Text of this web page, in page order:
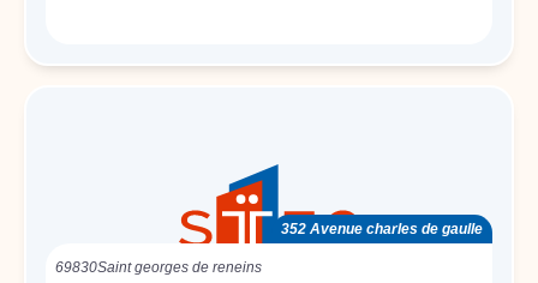
352 Avenue charles de gaulle
69830Saint georges de reneins